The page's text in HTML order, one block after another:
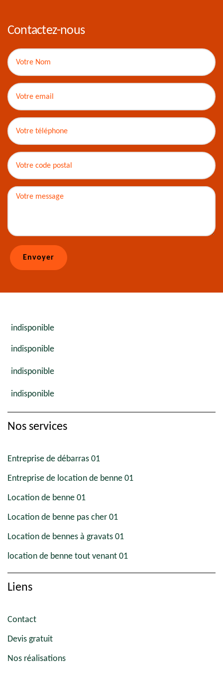
Contactez-nous
indisponible
indisponible
indisponible
indisponible
Nos services
Entreprise de débarras 01
Entreprise de location de benne 01
Location de benne 01
Location de benne pas cher 01
Location de bennes à gravats 01
location de benne tout venant 01
Liens
Contact
Devis gratuit
Nos réalisations